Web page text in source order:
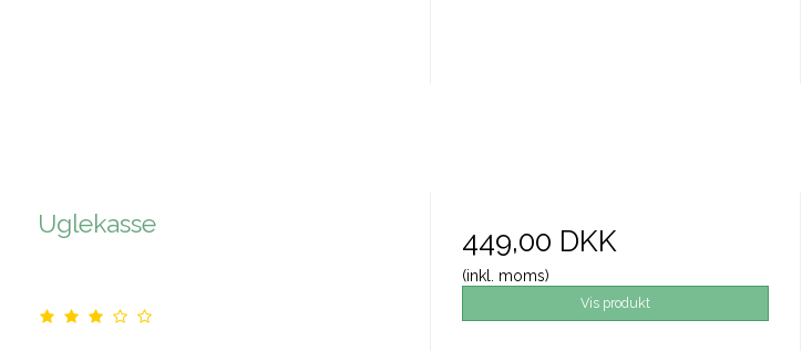
Uglekasse 449,00 DKK
(inkl. moms)
Vis produkt